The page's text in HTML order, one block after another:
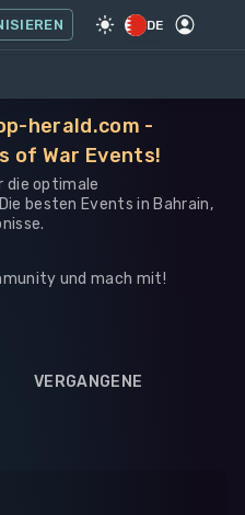
40K
MEHR DE
herald.com -
of War Events!
die optimale
besten Events in Bahrain,
und mach mit!
VERGANGENE